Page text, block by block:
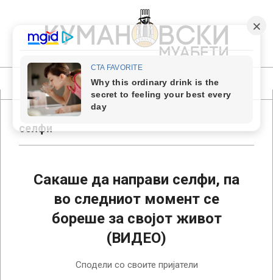
content
КУМАНОВСКИ
МУАБЕТИ
Primary
Navigation
Menuселфи
Сакаше да направи селфи, па
во следниот момент се
бореше за својот живот
(ВИДЕО)
Сподели со своите пријатели